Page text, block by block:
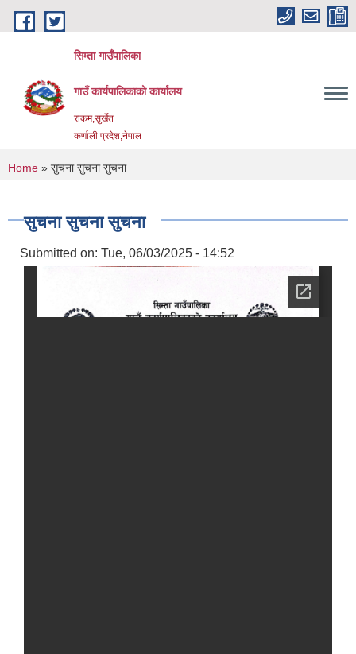
Skip to main content
सिम्ता गाउँपालिका
गाउँ कार्यपालिकाको कार्यालय
राकम,सुर्खेत
कर्णाली प्रदेश,नेपाल
You are here
Home » सुचना सुचना सुचना
सुचना सुचना सुचना
Submitted on: Tue, 06/03/2025 - 14:52